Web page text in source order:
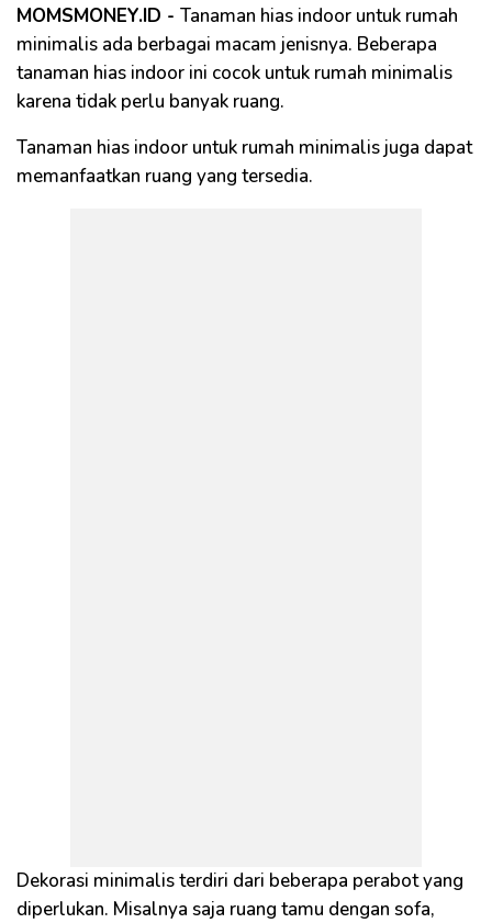
MOMSMONEY.ID - Tanaman hias indoor untuk rumah
minimalis ada berbagai macam jenisnya. Beberapa
tanaman hias indoor ini cocok untuk rumah minimalis
karena tidak perlu banyak ruang.
Tanaman hias indoor untuk rumah minimalis juga dapat
memanfaatkan ruang yang tersedia.
Dekorasi minimalis terdiri dari beberapa perabot yang
diperlukan. Misalnya saja ruang tamu dengan sofa,